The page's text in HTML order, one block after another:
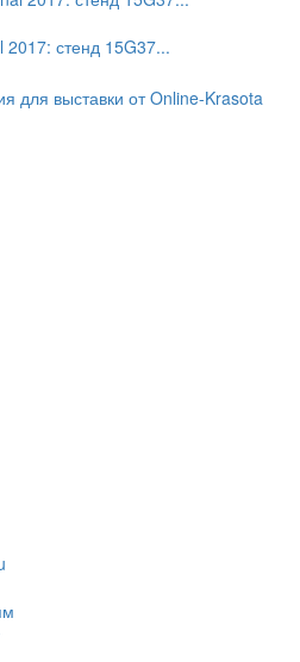
2017: стенд 15G37...
для выставки от Online-Krasota